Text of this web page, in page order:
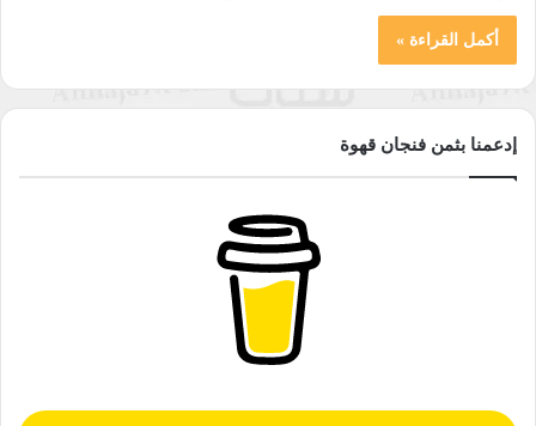
أكمل القراءة »
إدعمنا بثمن فنجان قهوة